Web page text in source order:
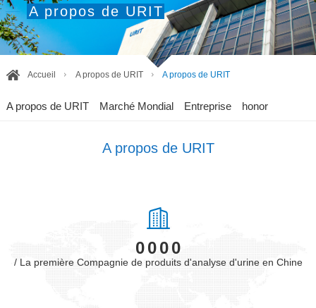
A propos de URIT
Accueil A propos de URIT A propos de URIT
A propos de URIT Marché Mondial Entreprise honor
A propos de URIT
/ La première Compagnie de produits d'analyse d'urine en Chine